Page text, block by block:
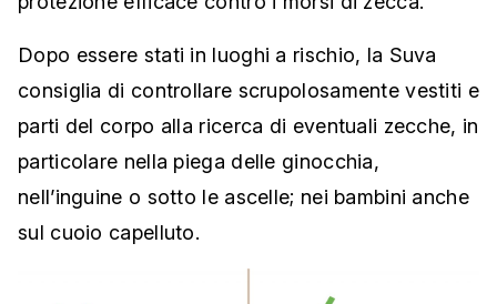
Dopo essere stati in luoghi a rischio, la Suva
consiglia di controllare scrupolosamente vestiti e
parti del corpo alla ricerca di eventuali zecche, in
particolare nella piega delle ginocchia,
nell’inguine o sotto le ascelle; nei bambini anche
sul cuoio capelluto.